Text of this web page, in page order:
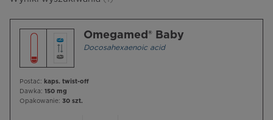
Omegamed® Baby
Docosahexaenoic acid
Postać: kaps. twist-off
Dawka: 150 mg
Opakowanie: 30 szt.